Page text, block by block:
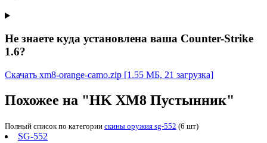
Не знаете куда установлена ваша Counter-Strike
1.6?
Скачать xm8-orange-camo.zip [1.55 МБ, 21 загрузка]
Похожее на "HK XM8 Пустынник"
Полный список по категории скины оружия sg-552 (6 шт)
SG-552